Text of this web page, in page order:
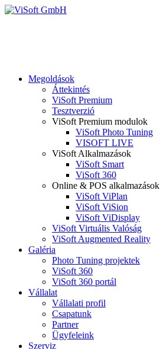
Megoldások
Áttekintés
ViSoft Premium
Tesztverzió
ViSoft Premium modulok
ViSoft Photo Tuning
VISOFT LIVE
ViSoft Alkalmazások
ViSoft Smart
ViSoft 360
Online & POS alkalmazások
ViSoft ViPlan
ViSoft ViSion
ViSoft ViDisplay
ViSoft Virtuális Valóság
ViSoft Augmented Reality
Galéria
Photo Tuning projektek
ViSoft 360
ViSoft 360 portál
Vállalat
Vállalati profil
Csapatunk
Partner
Ügyfeleink
Szerviz